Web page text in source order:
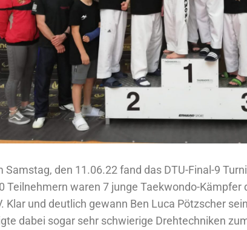
Samstag, den 11.06.22 fand das DTU-Final-9
Teilnehmern waren 7 junge Taekwondo-Kämpfer
Klar und deutlich gewann Ben Luca Pötzscher
dabei sogar sehr schwierige Drehtechniken